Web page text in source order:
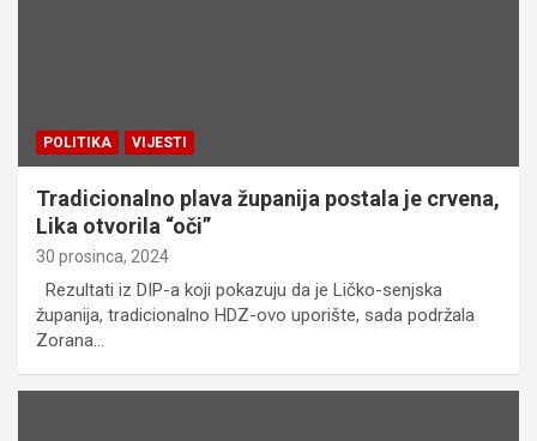
POLITIKA VIJESTI
Tradicionalno plava županija postala je crvena,
Lika otvorila “oči”
30 prosinca, 2024
Rezultati iz DIP-a koji pokazuju da je Ličko-senjska
županija, tradicionalno HDZ-ovo uporište, sada podržala
Zorana…